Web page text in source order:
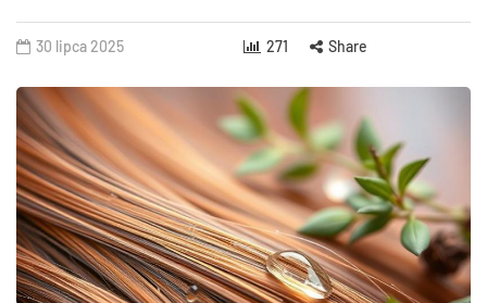
30 lipca 2025 271 Share